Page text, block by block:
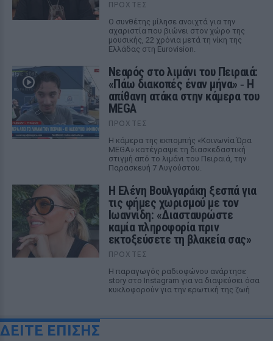
ΠΡΟΧΤΈΣ
Ο συνθέτης μίλησε ανοιχτά για την
αχαριστία που βιώνει στον χώρο της
μουσικής, 22 χρόνια μετά τη νίκη της
Ελλάδας στη Eurovision.
Νεαρός στο λιμάνι του Πειραιά:
«Πάω διακοπές έναν μήνα» ‑ Η
απίθανη ατάκα στην κάμερα του
MEGA
ΠΡΟΧΤΈΣ
Η κάμερα της εκπομπής «Κοινωνία Ώρα
MEGA» κατέγραψε τη διασκεδαστική
στιγμή από το λιμάνι του Πειραιά, την
Παρασκευή 7 Αυγούστου.
Η Ελένη Βουλγαράκη ξεσπά για
τις φήμες χωρισμού με τον
Ιωαννίδη: «Διασταυρώστε
καμία πληροφορία πριν
εκτοξεύσετε τη βλακεία σας»
ΠΡΟΧΤΈΣ
Η παραγωγός ραδιοφώνου ανάρτησε
story στο Instagram για να διαψεύσει όσα
κυκλοφορούν για την ερωτική της ζωή
ΔΕΙΤΕ ΕΠΙΣΗΣ